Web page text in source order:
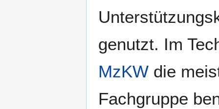
genutzt. Im
MzKW die
Fachgruppe